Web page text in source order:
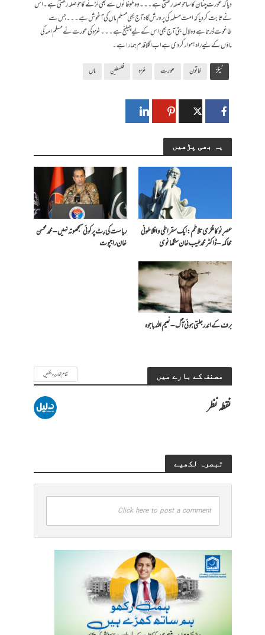
دیا کہ عورت چٹان کا ساحوصلہ رکھتی ہے ۔۔۔وہ طوفانوں سے بھی لڑنے کا حوصلہ رکھتی ہے۔اس
نے ثابت کر دیا کہ امت مسلمہ کی پرورش گاہ آج بھی مسلم ماں کی آغوش ہے ۔۔۔جس سے
طاغوت ڈرتا ہے وہ لال بتی آج بھی اس کے لیے چیلنج ہے۔۔۔غزہ کی عورت نے مسلم امہ کی
ماؤں کے لیے راہ ہموار کر دی ہے اب اگلا قدم ہمارا ہے۔
ٹیگز خاتون عورت غزہ فلسطین ماں
یہ بھی پڑھیں
عصرِ نو کا فکری تلاطم: ایک سقراطی و افلاطونی
محاکمہ – ڈاکٹر محمد طیب خان سنگھانوی
ریاست کی رِٹ پر کوئی سمجھوتہ نہیں – محمد محسن
خان راجپوت
برف کے اندر جلتی ہوئی آگ – نعیم اللہ باجوہ
مصنف کے بارے میں تمام تحاریر دیکھیں
نقطہ نظر
تبصرہ لکھیے
Click here to post a comment